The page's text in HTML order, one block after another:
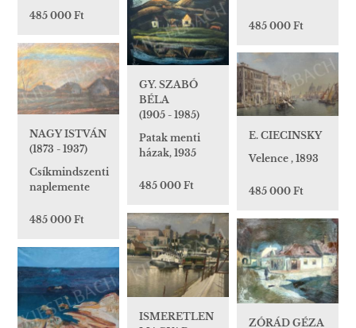
485 000 Ft
485 000 Ft
GY. SZABÓ
BÉLA
(1905 - 1985)
Patak menti
házak, 1935
485 000 Ft
NAGY ISTVÁN
(1873 - 1937)
Csíkmindszenti
naplemente
485 000 Ft
E. CIECINSKY
Velence , 1893
485 000 Ft
ISMERETLEN
ZÓRÁD GÉZA